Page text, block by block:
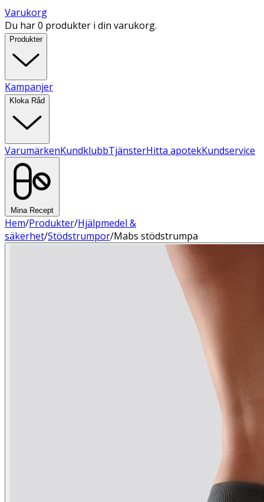
Varukorg
Du har 0 produkter i din varukorg.
Produkter
Kampanjer
Kloka Råd
VarumärkenKundklubbTjänsterHitta apotekKundservice
Mina Recept
Hem/Produkter/Hjälpmedel &
säkerhet/Stödstrumpor/Mabs stödstrumpa